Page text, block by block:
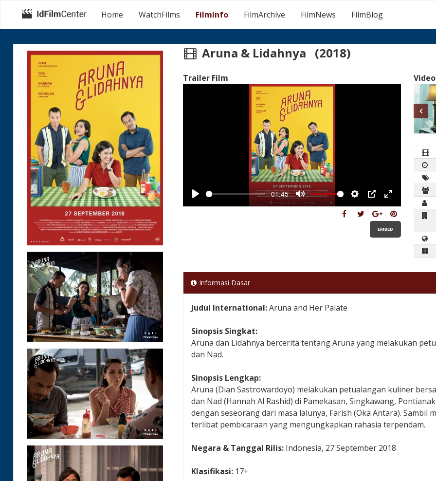
Home WatchFilms FilmInfo FilmArchive FilmNews FilmBlog
Aruna & Lidahnya (2018)
Trailer Film
Play
-01:45
Mute Settings
PIP Enter
fullscreen
EMBED
Informasi Dasar
Judul International:Aruna and Her Palate
Sinopsis Singkat:
Aruna dan Lidahnya bercerita tentang Aruna yang melakukan
dan Nad.
Sinopsis Lengkap:
Aruna (Dian Sastrowardoyo) melakukan petualangan kuliner
dan Nad (Hannah Al Rashid) di Pamekasan, Singkawang,
dengan seseorang dari masa lalunya, Farish (Oka Antara).
terlibat pembicaraan yang mengungkapkan rahasia terpendam.
Negara & Tanggal Rilis: Indonesia, 27 September 2018
Klasifikasi: 17+